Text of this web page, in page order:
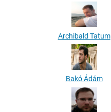
Archibald Tatum
Bakó Ádám